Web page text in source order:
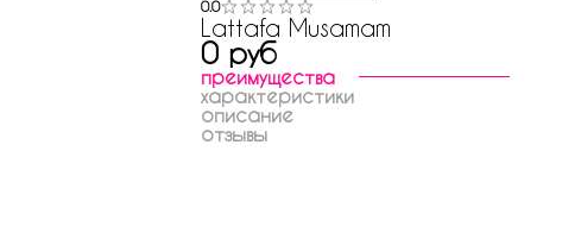
0.0
Lattafa Musamam
0 руб
преимущества
характеристики
описание
отзывы